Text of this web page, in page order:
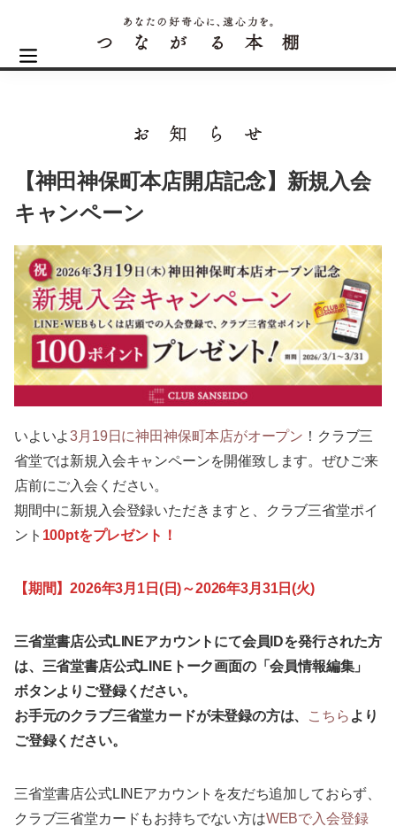
【神田神保町本店開店記念】新規入会
キャンペーン
いよいよ3月19日に神田神保町本店がオープン ！クラブ三
省堂では新規入会キャンペーンを開催致します。ぜひご来
店前にご入会ください。
期間中に新規入会登録いただきますと、クラブ三省堂ポイ
ント 100ptをプレゼント！
【期間】2026年3月1日(日)～2026年3月31日(火)
三省堂書店公式LINEアカウントにて会員IDを発行された方
は、三省堂書店公式LINEトーク画面の「会員情報編集」
ボタンよりご登録ください。
お手元のクラブ三省堂カードが未登録の方は、 こちら より
ご登録ください。
三省堂書店公式LINEアカウントを友だち追加しておらず、
クラブ三省堂カードもお持ちでない方はWEBで入会登録